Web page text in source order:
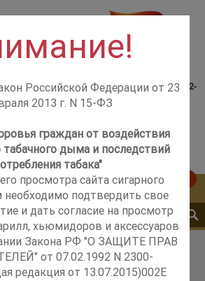
Обратный звонок
самовывоз со склада +7(925)502-
МЕНЮ
сигареты 2027 Date 7
Яблоко со льдом 2000 затяжек
Российской Федерации от 23
2013 г. N 15-ФЗ
граждан от воздействия
дыма и последствий
табака"
просмотра сайта сигарного
необходимо подтвердить свое
и дать согласие на просмотр
хьюмидоров и аксессуаров
Закона РФ "О ЗАЩИТЕ ПРАВ
от 07.02.1992 N 2300-
редакция от 13.07.2015)002E